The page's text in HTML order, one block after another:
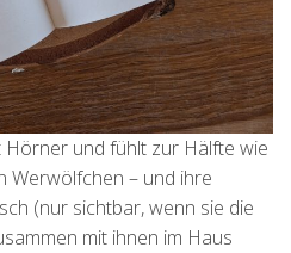
und fühlt zur Hälfte wie
Werwölfchen – und ihre
(nur sichtbar, wenn sie die
mit ihnen im Haus